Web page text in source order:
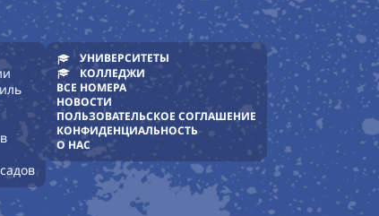
УНИВЕРСИТЕТЫ
КОЛЛЕДЖИ
ВСЕ НОМЕРА
НОВОСТИ
ПОЛЬЗОВАТЕЛЬСКОЕ СОГЛАШЕНИЕ
КОНФИДЕНЦИАЛЬНОСТЬ
О НАС